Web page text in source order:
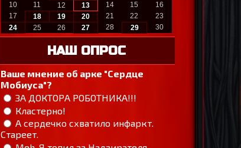
10
11 12 13 14 15
16
17
18 19 20 21 22
23
24
25 26 27 28 29 30
НАШ ОПРОС
Ваше мнение об арке "Сердце
Мобиуса"?
ЗА ДОКТОРА РОБОТНИКА!!!
Кластерно!
А сердечко схватило инфаркт.
Стареет.